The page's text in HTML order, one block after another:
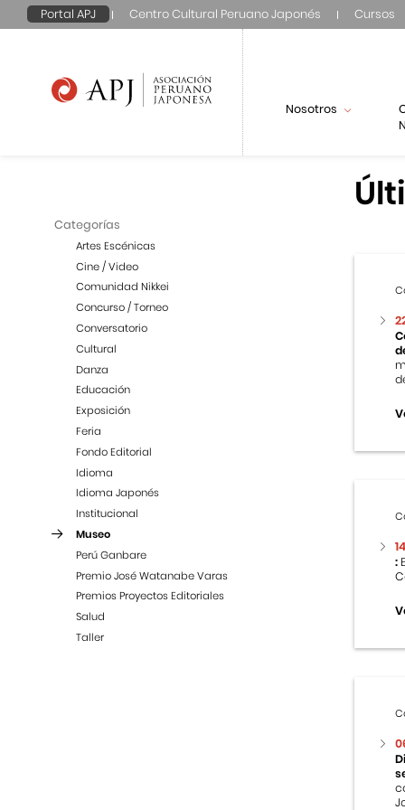
Portal APJ Centro Cultural Peruano Japonés Cursos
Nosotros
Categorías
Artes Escénicas
Cine / Video
Comunidad Nikkei
Concurso / Torneo
Conversatorio
Cultural
Danza
Educación
Exposición
Feria
Fondo Editorial
Idioma
Idioma Japonés
Institucional
Museo
Perú Ganbare
Premio José Watanabe Varas
Premios Proyectos Editoriales
Salud
Taller
: